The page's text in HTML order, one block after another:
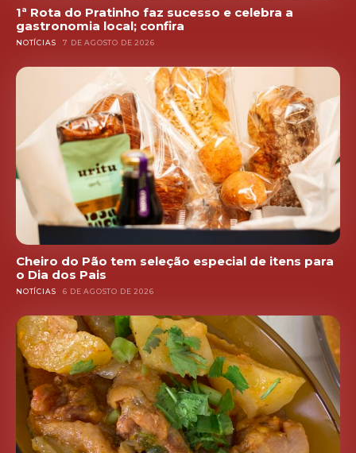
1ª Rota do Pratinho faz sucesso e celebra a
gastronomia local; confira
NOTÍCIAS 7 DE AGOSTO DE 2026
Cheiro do Pão tem seleção especial de itens para
o Dia dos Pais
NOTÍCIAS 6 DE AGOSTO DE 2026